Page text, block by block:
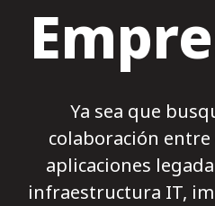
Ya sea que
colaboración
aplicaciones
infraestructura IT,